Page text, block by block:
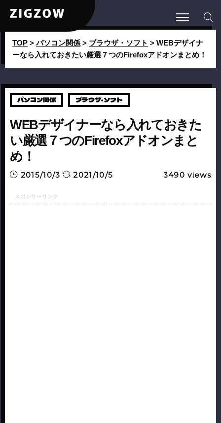
TOP >パソコン関係 > ブラウザ・ソフト >WEBデザイナ
ーなら入れておきたい厳選７つのFirefoxアドオンまとめ！
パソコン関係 ブラウザ・ソフト
WEBデザイナーなら入れておきた
い厳選７つのFirefoxアドオンまと
め！
2015/10/3 2021/10/5 3490views